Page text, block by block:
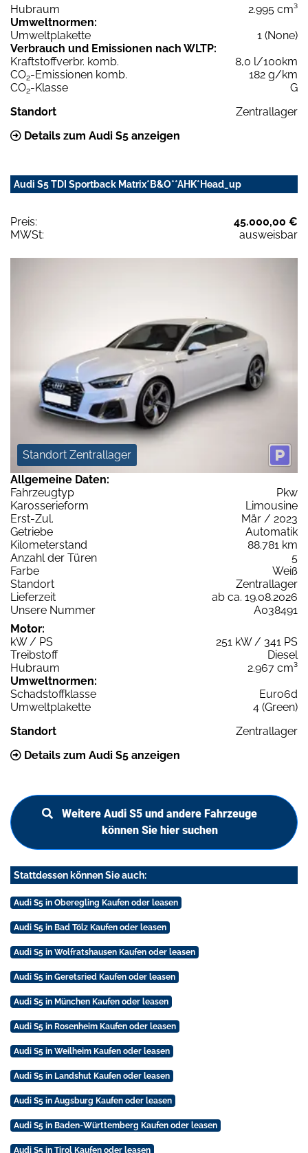
Hubraum
2.995 cm³
Umweltnormen:
Umweltplakette
1 (None)
Verbrauch und Emissionen nach WLTP:
Kraftstoffverbr. komb.
8,0 l/100km
CO2-Emissionen komb.
182 g/km
CO2-Klasse
G
Standort
Zentrallager
Details zum Audi S5 anzeigen
Audi S5 TDI Sportback Matrix*B&O**AHK*Head_up
Preis:
45.000,00 €
MWSt:
ausweisbar
Standort Zentrallager
Allgemeine Daten:
Fahrzeugtyp
Pkw
Karosserieform
Limousine
Erst-Zul.
Mär / 2023
Getriebe
Automatik
Kilometerstand
88.781 km
Anzahl der Türen
5
Farbe
Weiß
Standort
Zentrallager
Lieferzeit
ab ca. 19.08.2026
Unsere Nummer
A038491
Motor:
kW / PS
251 kW / 341 PS
Treibstoff
Diesel
Hubraum
2.967 cm³
Umweltnormen:
Schadstoffklasse
Euro6d
Umweltplakette
4 (Green)
Standort
Zentrallager
Details zum Audi S5 anzeigen
Weitere Audi S5 und andere Fahrzeuge
können Sie hier suchen
Stattdessen können Sie auch:
Audi S5 in Oberegling Kaufen oder leasen
Audi S5 in Bad Tölz Kaufen oder leasen
Audi S5 in Wolfratshausen Kaufen oder leasen
Audi S5 in Geretsried Kaufen oder leasen
Audi S5 in München Kaufen oder leasen
Audi S5 in Rosenheim Kaufen oder leasen
Audi S5 in Weilheim Kaufen oder leasen
Audi S5 in Landshut Kaufen oder leasen
Audi S5 in Augsburg Kaufen oder leasen
Audi S5 in Baden-Württemberg Kaufen oder leasen
Audi S5 in Tirol Kaufen oder leasen